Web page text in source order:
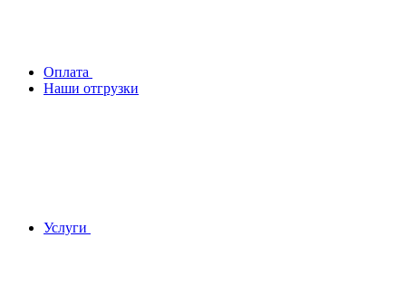
Оплата
Наши отгрузки
Услуги